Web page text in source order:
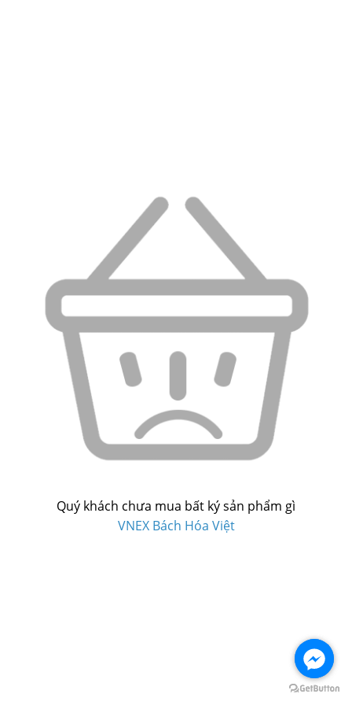
Quý khách chưa mua bất ký sản phẩm gì
VNEX Bách Hóa Việt